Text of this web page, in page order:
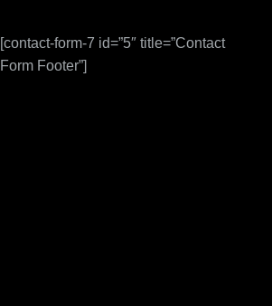
[contact-form-7 id=”5″ title=”Contact
Form Footer”]